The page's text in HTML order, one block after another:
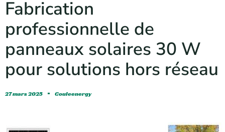
Fabrication
professionnelle de
panneaux solaires 30 W
pour solutions hors réseau
27 mars 2025 Couleenergy